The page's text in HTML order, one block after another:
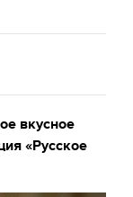
вкусное
«Русское